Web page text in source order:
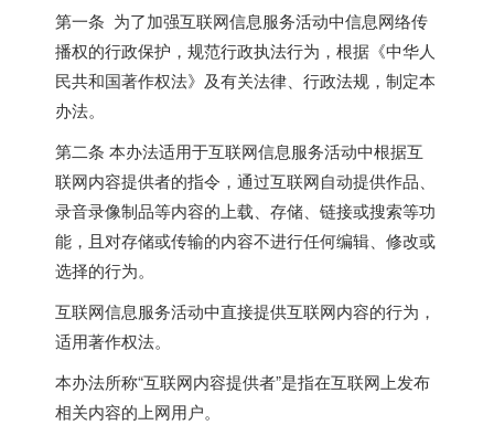
第一条 为了加强互联网信息服务活动中信息网络传
播权的行政保护，规范行政执法行为，根据《中华人
民共和国著作权法》及有关法律、行政法规，制定本
办法。
第二条 本办法适用于互联网信息服务活动中根据互
联网内容提供者的指令，通过互联网自动提供作品、
录音录像制品等内容的上载、存储、链接或搜索等功
能，且对存储或传输的内容不进行任何编辑、修改或
选择的行为。
互联网信息服务活动中直接提供互联网内容的行为，
适用著作权法。
本办法所称“互联网内容提供者”是指在互联网上发布
相关内容的上网用户。